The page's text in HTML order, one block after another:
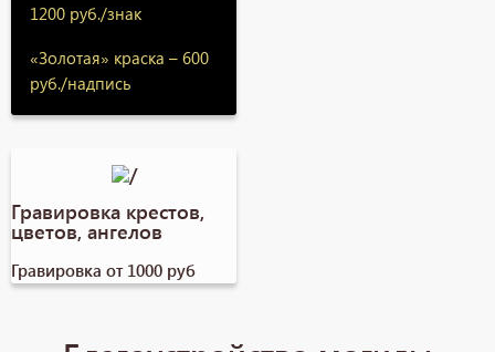
1200 руб./знак
«Золотая» краска – 600
руб./надпись
Гравировка крестов,
цветов, ангелов
Гравировка от 1000 руб